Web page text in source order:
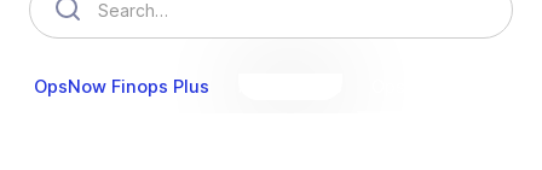
OpsNow Finops Plus